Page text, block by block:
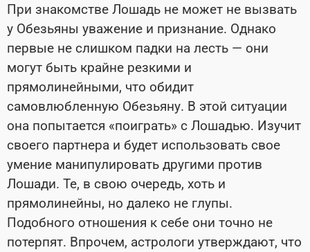
При знакомстве Лошадь не может не вызвать
у Обезьяны уважение и признание. Однако
первые не слишком падки на лесть — они
могут быть крайне резкими и
прямолинейными, что обидит
самовлюбленную Обезьяну. В этой ситуации
она попытается «поиграть» с Лошадью. Изучит
своего партнера и будет использовать свое
умение манипулировать другими против
Лошади. Те, в свою очередь, хоть и
прямолинейны, но далеко не глупы.
Подобного отношения к себе они точно не
потерпят. Впрочем, астрологи утверждают, что